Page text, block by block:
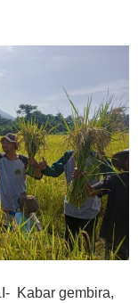
Kabar gembira,